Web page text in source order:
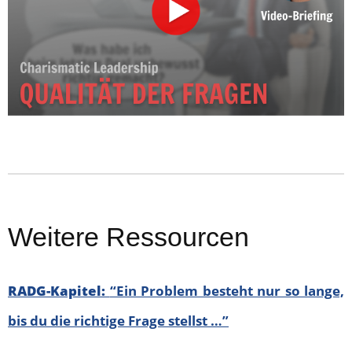
Weitere Ressourcen
RADG-Kapitel: “Ein Problem besteht nur so lange,
bis du die richtige Frage stellst …”